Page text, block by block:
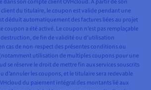
son compte client OVHcloud. A partir de son
du titulaire, le coupon est valide pendant une
déduit automatiquement des factures liées au projet
coupon a été activé. Le coupon n’est pas remplaçable
destruction, de fin de validité ou d’utilisation
cas de non-respect des présentes conditions ou
utilisation de multiples coupons pour une
se réserve le droit de mettre fin aux services souscrits
d’annuler les coupons, et le titulaire sera redevable
du paiement intégral des montants lié aux